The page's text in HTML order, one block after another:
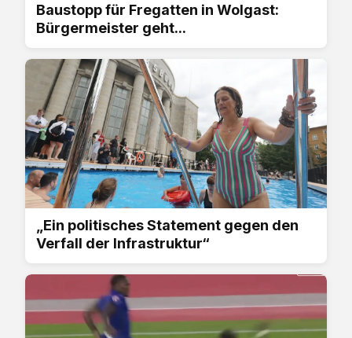
Baustopp für Fregatten in Wolgast:
Bürgermeister geht...
„Ein politisches Statement gegen den
Verfall der Infrastruktur“